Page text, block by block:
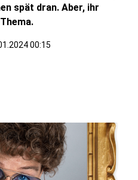
spät dran. Aber, ihr
00:15